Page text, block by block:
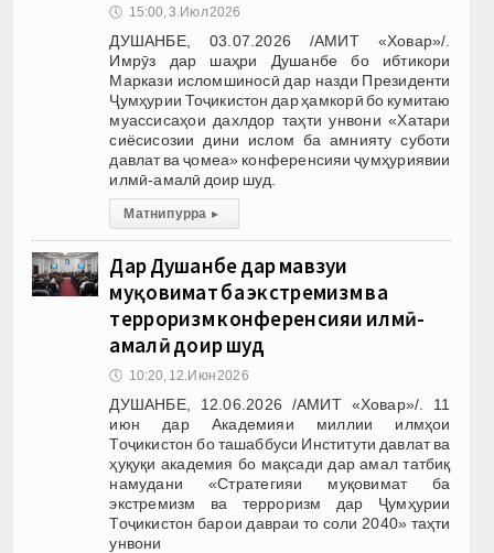
🕔 15:00, 3.Июл 2026
ДУШАНБЕ, 03.07.2026 /АМИТ «Ховар»/.
Имрӯз дар шаҳри Душанбе бо ибтикори
Маркази исломшиносӣ дар назди Президенти
Ҷумҳурии Тоҷикистон дар ҳамкорӣ бо кумитаю
муассисаҳои дахлдор таҳти унвони «Хатари
сиёсисозии дини ислом ба амнияту суботи
давлат ва ҷомеа» конференсияи ҷумҳуриявии
илмӣ-амалӣ доир шуд.
Матни пурра ▸
Дар Душанбе дар мавзуи
муқовимат ба экстремизм ва
терроризм конференсияи илмӣ-
амалӣ доир шуд
🕔 10:20, 12.Июн 2026
ДУШАНБЕ, 12.06.2026 /АМИТ «Ховар»/. 11
июн дар Академияи миллии илмҳои
Тоҷикистон бо ташаббуси Институти давлат ва
ҳуқуқи академия бо мақсади дар амал татбиқ
намудани «Стратегияи муқовимат ба
экстремизм ва терроризм дар Ҷумҳурии
Тоҷикистон барои давраи то соли 2040» таҳти
унвони